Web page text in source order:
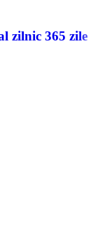
zilnic 365 zile